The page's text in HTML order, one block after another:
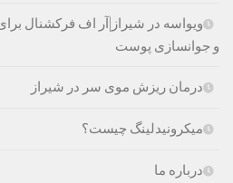
ویواسه در شیراز|آر اف فرکشنال
و جوانسازی پوست
درمان ریزش موی سر در شیراز
میکرونیدلینگ چیست؟
درباره ما